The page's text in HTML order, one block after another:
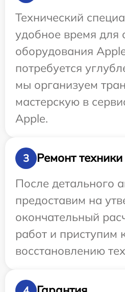
Технический
удобное время для
оборудования
потребуется
мы организуем
мастерскую в
Apple.
3
Ремонт техники
После детального
предоставим на
окончательный
работ и приступим
восстановлению